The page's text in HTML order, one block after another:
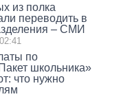
из полка
переводить в
– СМИ
по
школьника»
что нужно